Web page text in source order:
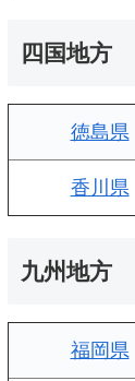
四国地方
徳島県
香川県
九州地方
福岡県